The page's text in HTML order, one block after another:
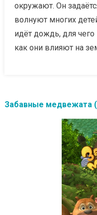
окружают. Он
волнуют многих
идёт дождь, для
как они влияют на
Забавные медвежата